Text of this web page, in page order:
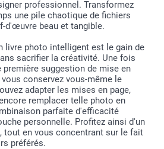
créateur.
est net, votre impression le
photo est marquée d’un triangle,
n’est pas suffisante: vous pouvez la
ou rendre la photo plus
les coins de la photo avec
d'avertissement apparaît en
vous ne verrez pas le
professionnel. Transformez
une pile chaotique de fichiers
d'œuvre beau et tangible.
livre photo intelligent est le gain de
sacrifier la créativité. Une fois
première suggestion de mise en
conservez vous-même le
adapter les mises en page,
remplacer telle photo en
parfaite d'efficacité
personnelle. Profitez ainsi d'un
tout en vous concentrant sur le fait
préférés.